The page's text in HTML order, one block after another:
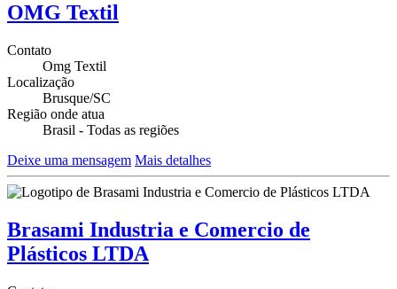
OMG Textil
Contato
Omg Textil
Localização
Brusque/SC
Região onde atua
Brasil - Todas as regiões
Deixe uma mensagem Mais detalhes
Brasami Industria e Comercio de
Plásticos LTDA